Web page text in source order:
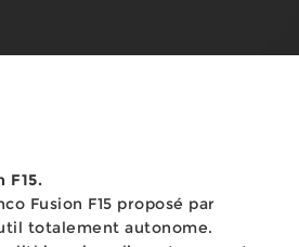
F15.
Fusion F15 proposé par
totalement autonome.